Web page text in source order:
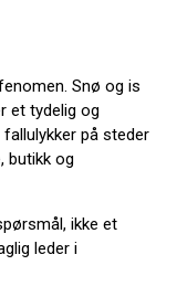
Snø og is
et tydelig og
på steder
butikk og
ikke et
leder i